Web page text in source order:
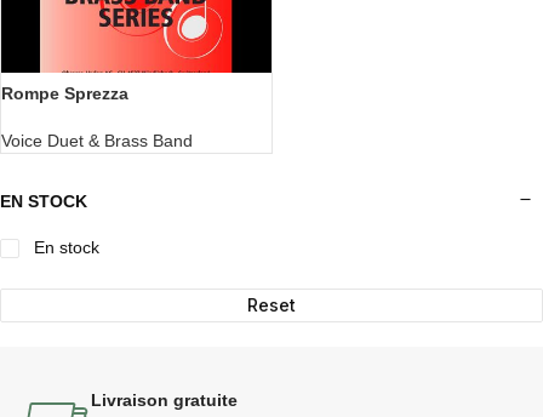
EN STOCK
En stock
Reset
Rompe Sprezza
Voice Duet & Brass Band
Livraison gratuite